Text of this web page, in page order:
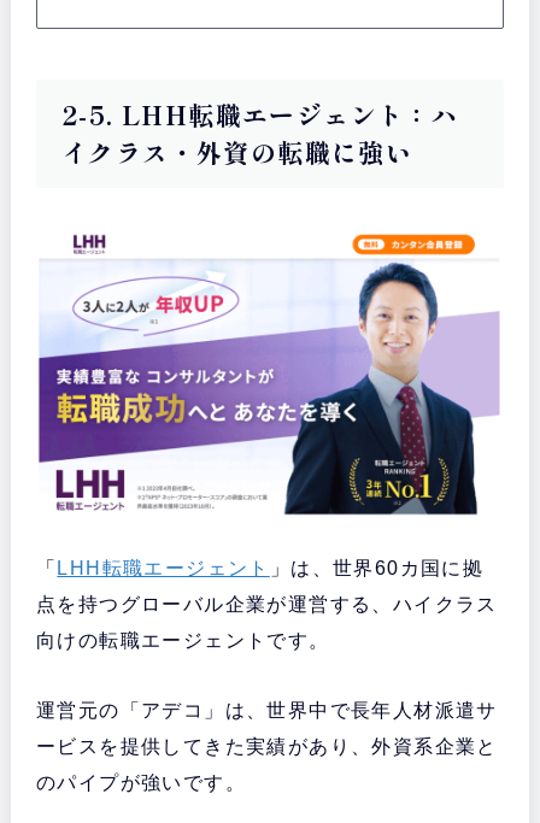
2-5. LHH転職エージェント：ハ
イクラス・外資の転職に強い
「 LHH転職エージェント
」は、世界60カ国に拠
点を持つグローバル企業が運営する、ハイクラス
向けの転職エージェントです。
運営元の「アデコ」は、世界中で長年人材派遣サ
ービスを提供してきた実績があり、外資系企業と
のパイプが強いです。